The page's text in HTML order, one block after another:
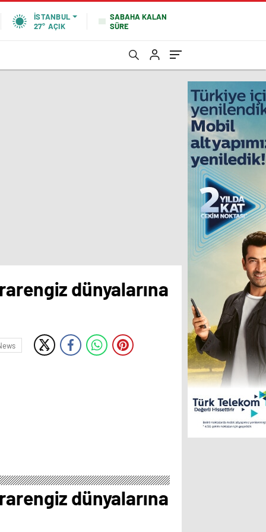
İSTANBUL
27° AÇIK
SABAHA KALAN
SÜRE
dünyalarına
dünyalarına